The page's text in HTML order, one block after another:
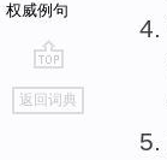
权威例句
go
top
返回词典